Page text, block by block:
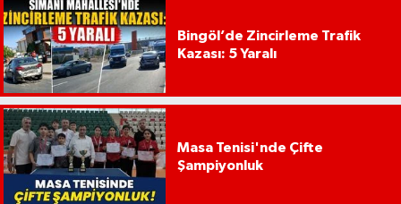
Bingöl’de Zincirleme Trafik
Kazası: 5 Yaralı
Masa Tenisi'nde Çifte
Şampiyonluk